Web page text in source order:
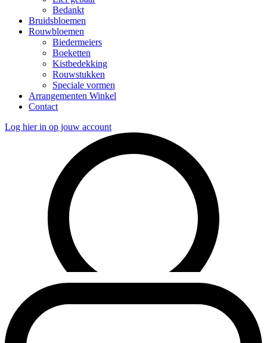
Bedankt
Bruidsbloemen
Rouwbloemen
Biedermeiers
Boeketten
Kistbedekking
Rouwstukken
Speciale vormen
Arrangementen Winkel
Contact
Log hier in op jouw account